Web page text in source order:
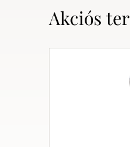
Akciós